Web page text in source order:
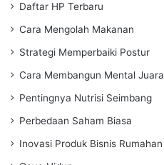
Daftar HP Terbaru
Cara Mengolah Makanan
Strategi Memperbaiki Postur
Cara Membangun Mental Juara
Pentingnya Nutrisi Seimbang
Perbedaan Saham Biasa
Inovasi Produk Bisnis Rumahan